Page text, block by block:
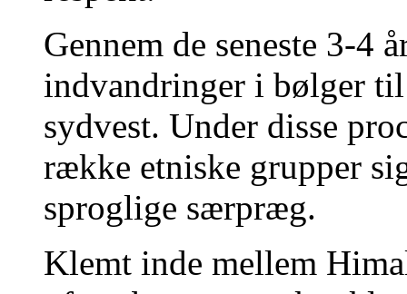
Gennem de seneste 3-4
indvandringer i bølger
sydvest. Under disse
række etniske grupper
sproglige særpræg.
Klemt inde mellem